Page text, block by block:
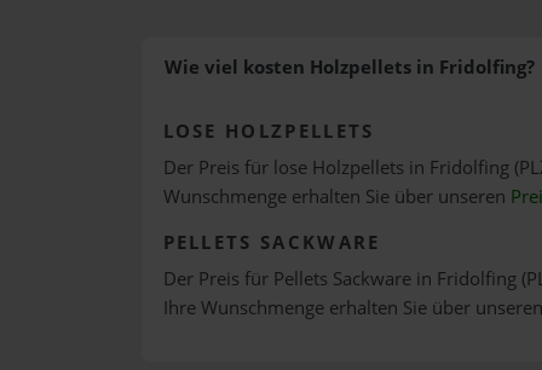
Wie viel kosten Holzpellets in Fridolfing?
LOSE HOLZPELLETS
Der Preis für lose Holzpellets in Fridolfing
Wunschmenge erhalten Sie über unseren
PELLETS SACKWARE
Der Preis für Pellets Sackware in Fridolfing
Ihre Wunschmenge erhalten Sie über unseren